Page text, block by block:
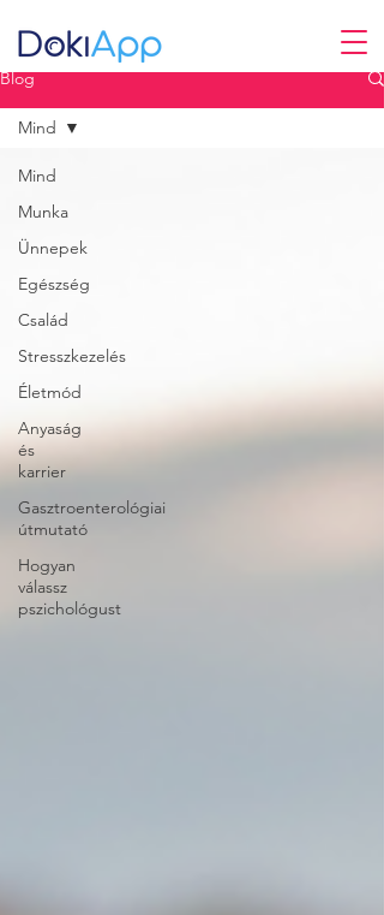
Blog
Mind
Munka
Ünnepek
Egészség
Család
Stresszkezelés
Életmód
Anyaság
és
karrier
Gasztroenterológiai
útmutató
Hogyan
válassz
pszichológust
Mind